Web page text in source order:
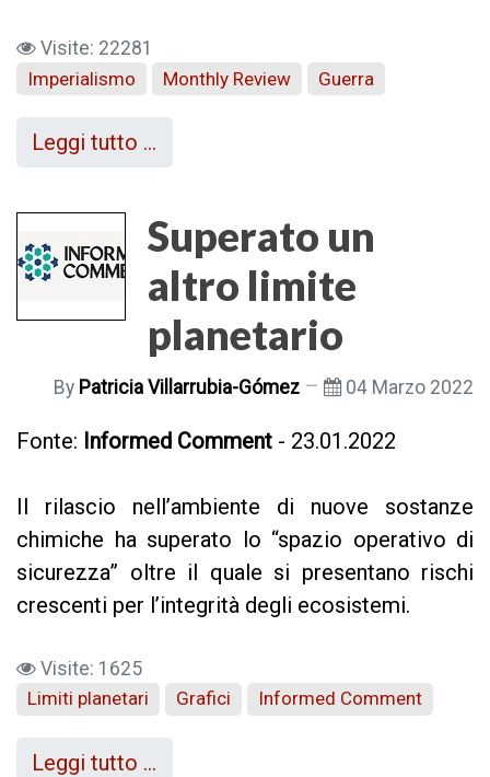
Visite: 22281
Imperialismo
Monthly Review Guerra
Leggi tutto …
Superato un
altro limite
planetario
By Patricia Villarrubia-Gómez 04 Marzo 2022
Fonte: Informed Comment - 23.01.2022
Il rilascio nell’ambiente di nuove sostanze
chimiche ha superato lo “spazio operativo di
sicurezza” oltre il quale si presentano rischi
crescenti per l’integrità degli ecosistemi.
Visite: 1625
Limiti planetari
Grafici Informed Comment
Leggi tutto …